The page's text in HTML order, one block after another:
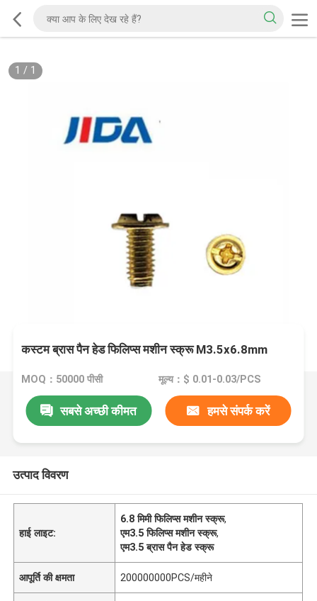
1 / 1
कस्टम ब्रास पैन हेड फिलिप्स मशीन स्क्रू M3.5x6.8mm
MOQ：50000 पीसी मूल्य：$ 0.01-0.03/PCS
सबसे अच्छी कीमत हमसे संपर्क करें
उत्पाद विवरण
हाई लाइट:
6.8 मिमी फिलिप्स मशीन स्क्रू,
एम3.5 फिलिप्स मशीन स्क्रू,
एम3.5 ब्रास पैन हेड स्क्रू
आपूर्ति की क्षमता 200000000PCS/महीने